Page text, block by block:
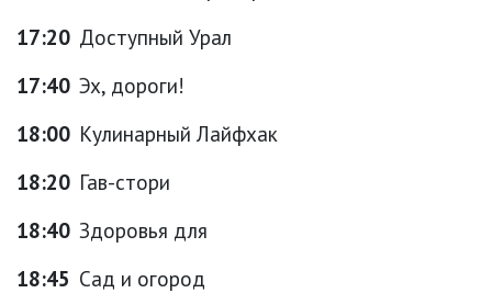
17:20 Доступный Урал
17:40 Эх, дороги!
18:00 Кулинарный Лайфхак
18:20 Гав-стори
18:40 Здоровья для
18:45 Сад и огород